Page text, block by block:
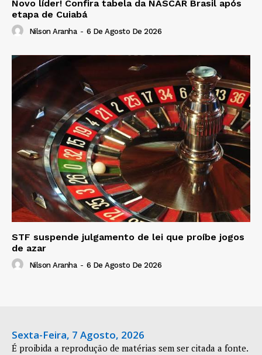
Novo líder! Confira tabela da NASCAR Brasil após
etapa de Cuiabá
Nilson Aranha - 6 De Agosto De 2026
STF suspende julgamento de lei que proíbe jogos
de azar
Nilson Aranha - 6 De Agosto De 2026
Sexta-Feira, 7 Agosto, 2026
É proibida a reprodução de matérias sem ser citada a fonte.